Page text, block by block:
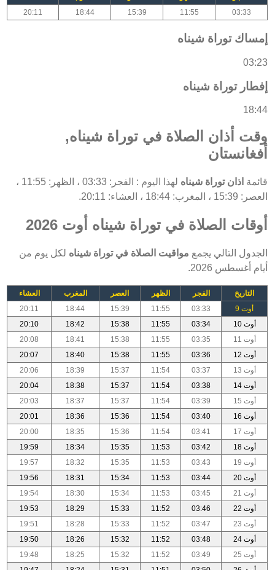
03:33
11:55
15:39
18:44
20:11
إمساك توراة شيناه
03:23
إفطار توراة شيناه
18:44
وقت أذان الصلاة في توراة شيناه,
أفغانستان
قائمة اذان توراة شيناه
لهذا اليوم : الفجر: 03:33 ، الظهر: 11:55 ،
العصر: 15:39 ، المغرب: 18:44 ، العشاء: 20:11.
أوقات الصلاة في توراة شيناه أوت 2026
الجدول التالي يجمع مواقيت الصلاة في توراة شيناه لكل يوم من
أيام أغسطس 2026.
التاريخ الفجر الظهر العصر المغرب
العشاء
أوت 9
03:33
11:55
15:39
18:44
20:11
أوت 10
03:34
11:55
15:38
18:42
20:10
أوت 11
03:35
11:55
15:38
18:41
20:08
أوت 12
03:36
11:55
15:38
18:40
20:07
أوت 13
03:37
11:54
15:37
18:39
20:06
أوت 14
03:38
11:54
15:37
18:38
20:04
أوت 15
03:39
11:54
15:37
18:37
20:03
أوت 16
03:40
11:54
15:36
18:36
20:01
أوت 17
03:41
11:54
15:36
18:35
20:00
أوت 18
03:42
11:53
15:35
18:34
19:59
أوت 19
03:43
11:53
15:35
18:32
19:57
أوت 20
03:44
11:53
15:34
18:31
19:56
أوت 21
03:45
11:53
15:34
18:30
19:54
أوت 22
03:46
11:52
15:33
18:29
19:53
أوت 23
03:47
11:52
15:33
18:28
19:51
أوت 24
03:48
11:52
15:32
18:26
19:50
أوت 25
03:49
11:52
15:32
18:25
19:48